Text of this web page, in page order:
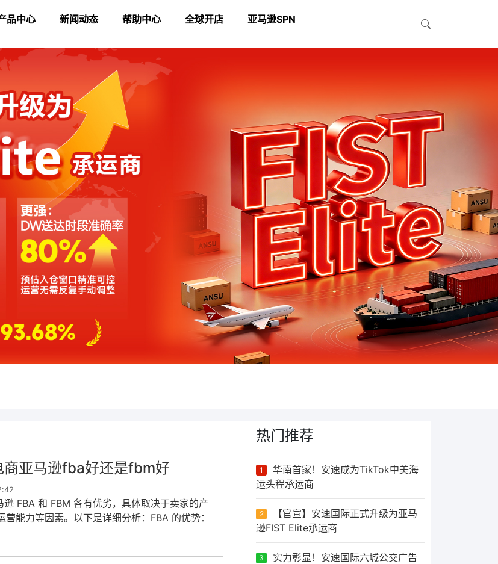
品中心 新闻动态 帮助中心 全球开店 亚马逊SPN
亚马逊fba好还是fbm好
FBA 和 FBM 各有优劣，具体取决于卖家的产
营能力等因素。以下是详细分析：FBA 的优势：
热门推荐
1
华南首家！安速成为TikTok中美海
运头程承运商
2
【官宣】安速国际正式升级为亚马
逊FIST Elite承运商
3
实力彰显！安速国际六城公交广告